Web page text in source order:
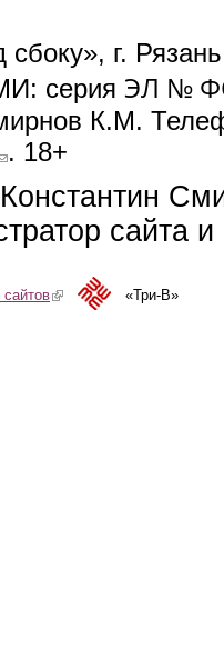
г.
серия ЭЛ №
К.М.
(link sends e-mail)
. 18+
сайта
(link is external)«Три-В»